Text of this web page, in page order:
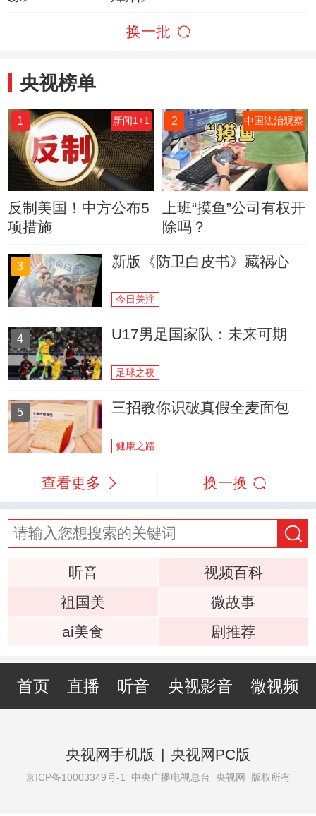
换一批
央视榜单
1 新闻1+1
反制美国！中方公布5
项措施
2 中国法治观察
上班“摸鱼”公司有权开
除吗？
3 新版《防卫白皮书》藏祸心
今日关注
4 U17男足国家队：未来可期
足球之夜
5 三招教你识破真假全麦面包
健康之路
查看更多 换一换
听音
视频百科
祖国美
微故事
ai美食
剧推荐
首页 直播 听音 央视影音 微视频
央视网手机版 | 央视网PC版
京ICP备10003349号-1 中央广播电视总台 央视网 版权所有